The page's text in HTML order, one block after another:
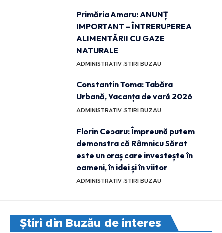
Primăria Amaru: ANUNȚ
IMPORTANT – ÎNTRERUPEREA
ALIMENTĂRII CU GAZE
NATURALE
ADMINISTRATIV STIRI BUZAU
Constantin Toma: Tabăra
Urbană, Vacanța de vară 2026
ADMINISTRATIV STIRI BUZAU
Florin Ceparu: Împreună putem
demonstra că Râmnicu Sărat
este un oraș care investește în
oameni, în idei și în viitor
ADMINISTRATIV STIRI BUZAU
Știri din Buzău de interes